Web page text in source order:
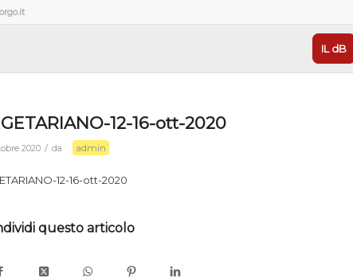
IL dB
12-16-ott-2020
2020 / da admin
12-16-ott-2020
questo articolo